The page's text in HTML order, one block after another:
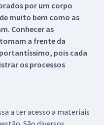
por um corpo
muito bem como as
Conhecer as
a frente da
pois cada
os processos
a ter acesso a materiais